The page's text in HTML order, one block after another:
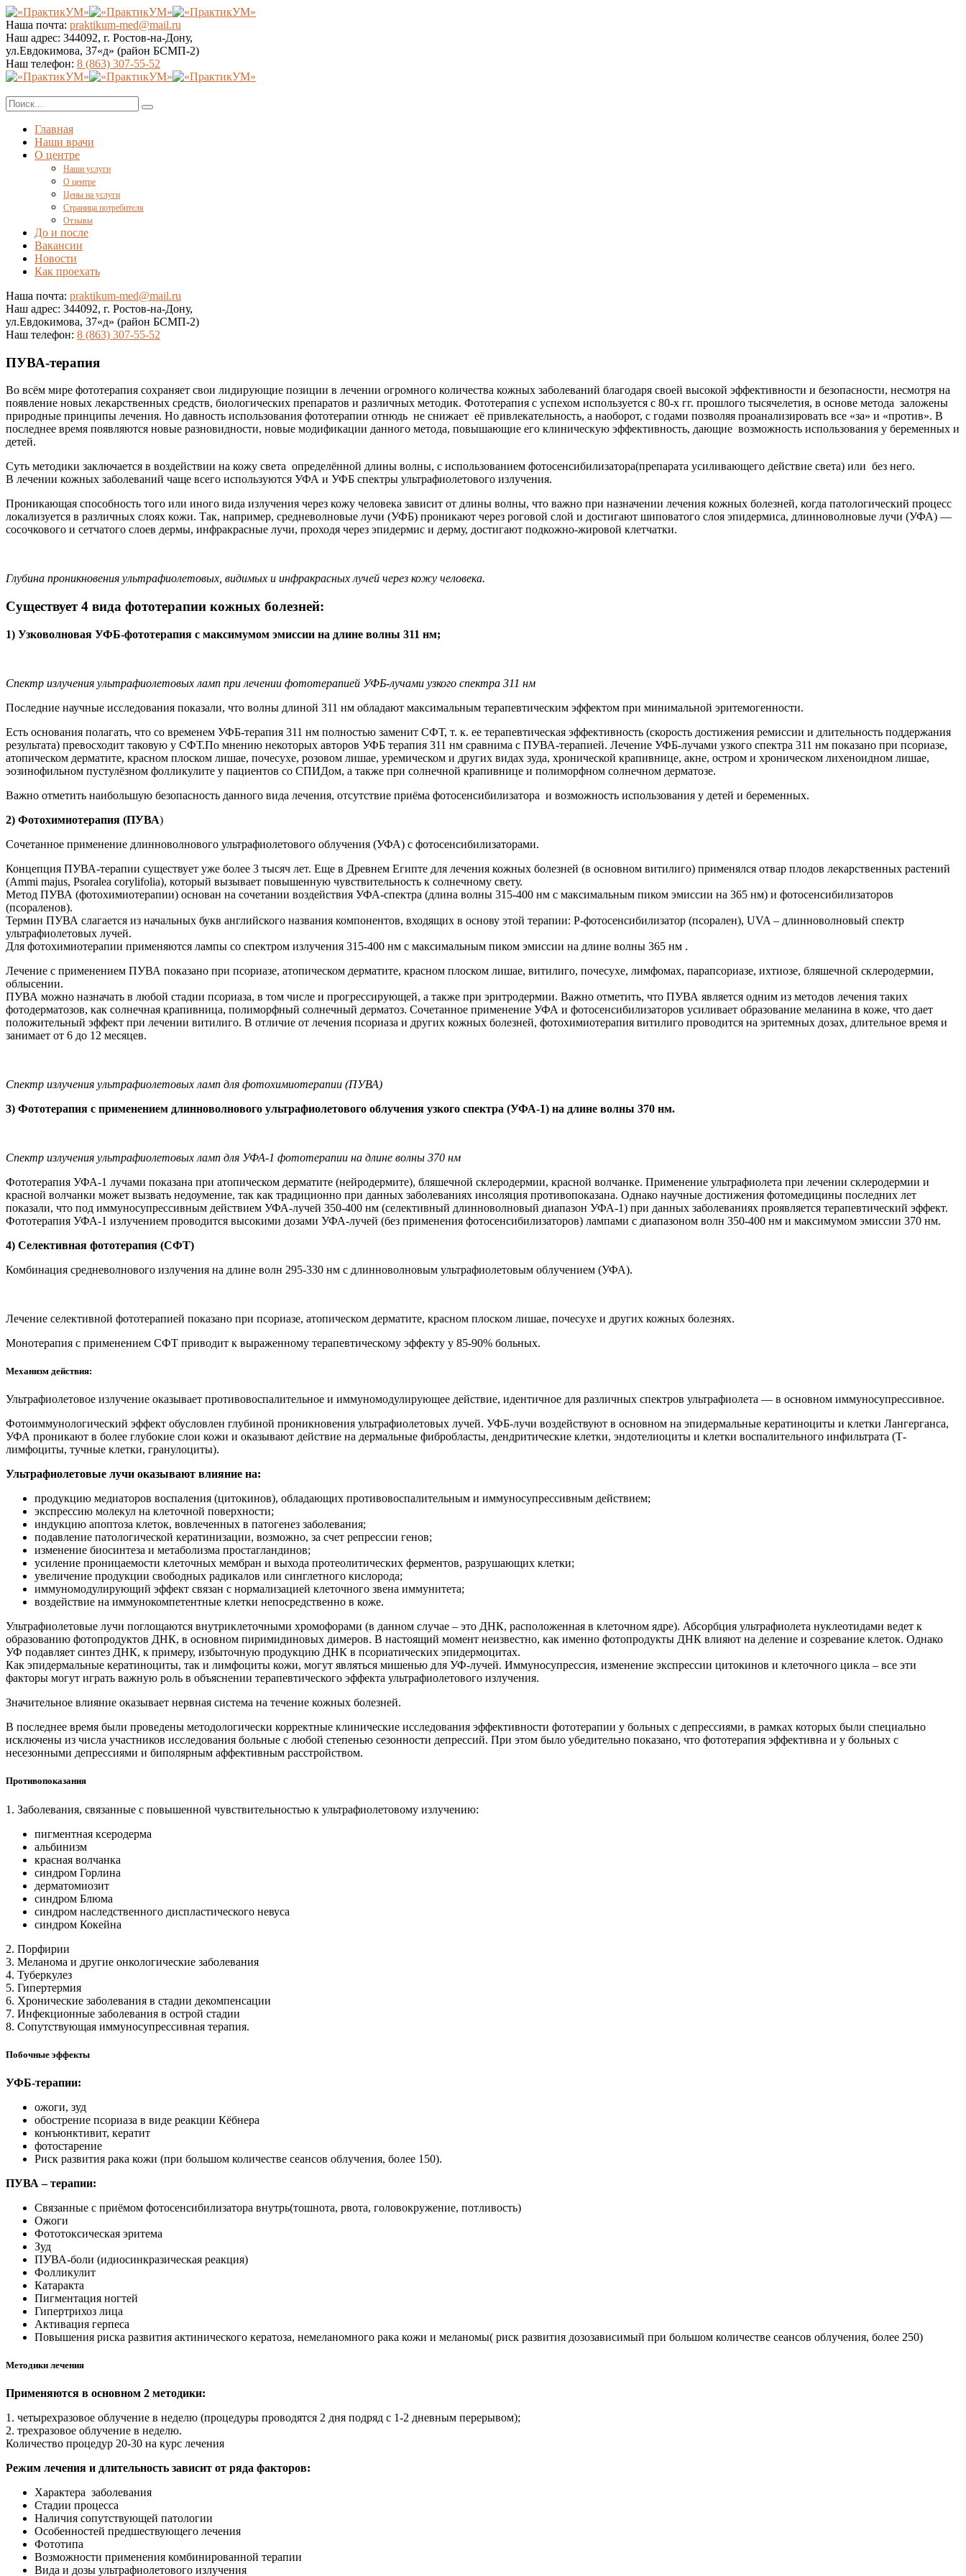
Наша почта: praktikum-med@mail.ru
Наш адрес: 344092, г. Ростов-на-Дону,
ул.Евдокимова, 37«д» (район БСМП-2)
Наш телефон: 8 (863) 307-55-52
Главная
Наши врачи
О центре
Наши услуги
О центре
Цены на услуги
Страница потребителя
Отзывы
До и после
Вакансии
Новости
Как проехать
Наша почта: praktikum-med@mail.ru
Наш адрес: 344092, г. Ростов-на-Дону,
ул.Евдокимова, 37«д» (район БСМП-2)
Наш телефон: 8 (863) 307-55-52
ПУВА-терапия
Во всём мире фототерапия сохраняет свои лидирующие позиции в лечении огромного количества кожных заболеваний благодаря своей высокой эффективности и безопасности, несмотря на
появление новых лекарственных средств, биологических препаратов и различных методик. Фототерапия с успехом используется с 80-х гг. прошлого тысячелетия, в основе метода заложены
природные принципы лечения. Но давность использования фототерапии отнюдь не снижает её привлекательность, а наоборот, с годами позволяя проанализировать все «за» и «против». В
последнее время появляются новые разновидности, новые модификации данного метода, повышающие его клиническую эффективность, дающие возможность использования у беременных и
детей.
Суть методики заключается в воздействии на кожу света определённой длины волны, с использованием фотосенсибилизатора(препарата усиливающего действие света) или без него.
В лечении кожных заболеваний чаще всего используются УФА и УФБ спектры ультрафиолетового излучения.
Проникающая способность того или иного вида излучения через кожу человека зависит от длины волны, что важно при назначении лечения кожных болезней, когда патологический процесс
локализуется в различных слоях кожи. Так, например, средневолновые лучи (УФБ) проникают через роговой слой и достигают шиповатого слоя эпидермиса, длинноволновые лучи (УФА) —
сосочкового и сетчатого слоев дермы, инфракрасные лучи, проходя через эпидермис и дерму, достигают подкожно-жировой клетчатки.
Глубина проникновения ультрафиолетовых, видимых и инфракрасных лучей через кожу человека.
Существует 4 вида фототерапии кожных болезней:
1) Узковолновая УФБ-фототерапия с максимумом эмиссии на длине волны 311 нм;
Спектр излучения ультрафиолетовых ламп при лечении фототерапией УФБ-лучами узкого спектра 311 нм
Последние научные исследования показали, что волны длиной 311 нм обладают максимальным терапевтическим эффектом при минимальной эритемогенности.
Есть основания полагать, что со временем УФБ-терапия 311 нм полностью заменит СФТ, т. к. ее терапевтическая эффективность (скорость достижения ремиссии и длительность поддержания
результата) превосходит таковую у СФТ.По мнению некоторых авторов УФБ терапия 311 нм сравнима с ПУВА-терапией. Лечение УФБ-лучами узкого спектра 311 нм показано при псориазе,
атопическом дерматите, красном плоском лишае, почесухе, розовом лишае, уремическом и других видах зуда, хронической крапивнице, акне, остром и хроническом лихеноидном лишае,
эозинофильном пустулёзном фолликулите у пациентов со СПИДом, а также при солнечной крапивнице и полиморфном солнечном дерматозе.
Важно отметить наибольшую безопасность данного вида лечения, отсутствие приёма фотосенсибилизатора и возможность использования у детей и беременных.
2) Фотохимиотерапия (ПУВА)
Сочетанное применение длинноволнового ультрафиолетового облучения (УФА) с фотосенсибилизаторами.
Концепция ПУВА-терапии существует уже более 3 тысяч лет. Еще в Древнем Египте для лечения кожных болезней (в основном витилиго) применялся отвар плодов лекарственных растений
(Ammi majus, Psoralea corylifolia), который вызывает повышенную чувствительность к солнечному свету.
Метод ПУВА (фотохимиотерапии) основан на сочетании воздействия УФА-спектра (длина волны 315-400 нм с максимальным пиком эмиссии на 365 нм) и фотосенсибилизаторов
(псораленов).
Термин ПУВА слагается из начальных букв английского названия компонентов, входящих в основу этой терапии: Р-фотосенсибилизатор (псорален), UVA – длинноволновый спектр
ультрафиолетовых лучей.
Для фотохимиотерапии применяются лампы со спектром излучения 315-400 нм с максимальным пиком эмиссии на длине волны 365 нм .
Лечение с применением ПУВА показано при псориазе, атопическом дерматите, красном плоском лишае, витилиго, почесухе, лимфомах, парапсориазе, ихтиозе, бляшечной склеродермии,
облысении.
ПУВА можно назначать в любой стадии псориаза, в том числе и прогрессирующей, а также при эритродермии. Важно отметить, что ПУВА является одним из методов лечения таких
фотодерматозов, как солнечная крапивница, полиморфный солнечный дерматоз. Сочетанное применение УФА и фотосенсибилизаторов усиливает образование меланина в коже, что дает
положительный эффект при лечении витилиго. В отличие от лечения псориаза и других кожных болезней, фотохимиотерапия витилиго проводится на эритемных дозах, длительное время и
занимает от 6 до 12 месяцев.
Спектр излучения ультрафиолетовых ламп для фотохимиотерапии (ПУВА)
3) Фототерапия с применением длинноволнового ультрафиолетового облучения узкого спектра (УФА-1) на длине волны 370 нм.
Спектр излучения ультрафиолетовых ламп для УФА-1 фототерапии на длине волны 370 нм
Фототерапия УФА-1 лучами показана при атопическом дерматите (нейродермите), бляшечной склеродермии, красной волчанке. Применение ультрафиолета при лечении склеродермии и
красной волчанки может вызвать недоумение, так как традиционно при данных заболеваниях инсоляция противопоказана. Однако научные достижения фотомедицины последних лет
показали, что под иммуносупрессивным действием УФА-лучей 350-400 нм (селективный длинноволновый диапазон УФА-1) при данных заболеваниях проявляется терапевтический эффект.
Фототерапия УФА-1 излучением проводится высокими дозами УФА-лучей (без применения фотосенсибилизаторов) лампами с диапазоном волн 350-400 нм и максимумом эмиссии 370 нм.
4) Селективная фототерапия (СФТ)
Комбинация средневолнового излучения на длине волн 295-330 нм с длинноволновым ультрафиолетовым облучением (УФА).
Лечение селективной фототерапией показано при псориазе, атопическом дерматите, красном плоском лишае, почесухе и других кожных болезнях.
Монотерапия с применением СФТ приводит к выраженному терапевтическому эффекту у 85-90% больных.
Механизм действия:
Ультрафиолетовое излучение оказывает противовоспалительное и иммуномодулирующее действие, идентичное для различных спектров ультрафиолета — в основном иммуносупрессивное.
Фотоиммунологический эффект обусловлен глубиной проникновения ультрафиолетовых лучей. УФБ-лучи воздействуют в основном на эпидермальные кератиноциты и клетки Лангерганса,
УФА проникают в более глубокие слои кожи и оказывают действие на дермальные фибробласты, дендритические клетки, эндотелиоциты и клетки воспалительного инфильтрата (Т-
лимфоциты, тучные клетки, гранулоциты).
Ультрафиолетовые лучи оказывают влияние на:
продукцию медиаторов воспаления (цитокинов), обладающих противовоспалительным и иммуносупрессивным действием;
экспрессию молекул на клеточной поверхности;
индукцию апоптоза клеток, вовлеченных в патогенез заболевания;
подавление патологической кератинизации, возможно, за счет репрессии генов;
изменение биосинтеза и метаболизма простагландинов;
усиление проницаемости клеточных мембран и выхода протеолитических ферментов, разрушающих клетки;
увеличение продукции свободных радикалов или синглетного кислорода;
иммуномодулирующий эффект связан с нормализацией клеточного звена иммунитета;
воздействие на иммунокомпетентные клетки непосредственно в коже.
Ультрафиолетовые лучи поглощаются внутриклеточными хромофорами (в данном случае – это ДНК, расположенная в клеточном ядре). Абсорбция ультрафиолета нуклеотидами ведет к
образованию фотопродуктов ДНК, в основном пиримидиновых димеров. В настоящий момент неизвестно, как именно фотопродукты ДНК влияют на деление и созревание клеток. Однако
УФ подавляет синтез ДНК, к примеру, избыточную продукцию ДНК в псориатических эпидермоцитах.
Как эпидермальные кератиноциты, так и лимфоциты кожи, могут являться мишенью для УФ-лучей. Иммуносупрессия, изменение экспрессии цитокинов и клеточного цикла – все эти
факторы могут играть важную роль в объяснении терапевтического эффекта ультрафиолетового излучения.
Значительное влияние оказывает нервная система на течение кожных болезней.
В последнее время были проведены методологически корректные клинические исследования эффективности фототерапии у больных с депрессиями, в рамках которых были специально
исключены из числа участников исследования больные с любой степенью сезонности депрессий. При этом было убедительно показано, что фототерапия эффективна и у больных с
несезонными депрессиями и биполярным аффективным расстройством.
Противопоказания
1. Заболевания, связанные с повышенной чувствительностью к ультрафиолетовому излучению:
пигментная ксеродерма
альбинизм
красная волчанка
синдром Горлина
дерматомиозит
синдром Блюма
синдром наследственного диспластического невуса
синдром Кокейна
2. Порфирии
3. Меланома и другие онкологические заболевания
4. Туберкулез
5. Гипертермия
6. Хронические заболевания в стадии декомпенсации
7. Инфекционные заболевания в острой стадии
8. Сопутствующая иммуносупрессивная терапия.
Побочные эффекты
УФБ-терапии:
ожоги, зуд
обострение псориаза в виде реакции Кёбнера
конъюнктивит, кератит
фотостарение
Риск развития рака кожи (при большом количестве сеансов облучения, более 150).
ПУВА – терапии:
Связанные с приёмом фотосенсибилизатора внутрь(тошнота, рвота, головокружение, потливость)
Ожоги
Фототоксическая эритема
Зуд
ПУВА-боли (идиосинкразическая реакция)
Фолликулит
Катаракта
Пигментация ногтей
Гипертрихоз лица
Активация герпеса
Повышения риска развития актинического кератоза, немеланомного рака кожи и меланомы( риск развития дозозависимый при большом количестве сеансов облучения, более 250)
Методики лечения
Применяются в основном 2 методики:
1. четырехразовое облучение в неделю (процедуры проводятся 2 дня подряд с 1-2 дневным перерывом);
2. трехразовое облучение в неделю.
Количество процедур 20-30 на курс лечения
Режим лечения и длительность зависит от ряда факторов:
Характера заболевания
Стадии процесса
Наличия сопутствующей патологии
Особенностей предшествующего лечения
Фототипа
Возможности применения комбинированной терапии
Вида и дозы ультрафиолетового излучения